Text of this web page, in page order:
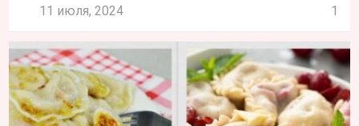
11 июля, 2024 1